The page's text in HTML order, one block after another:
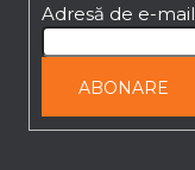
Adresă de e-mail
ABONARE